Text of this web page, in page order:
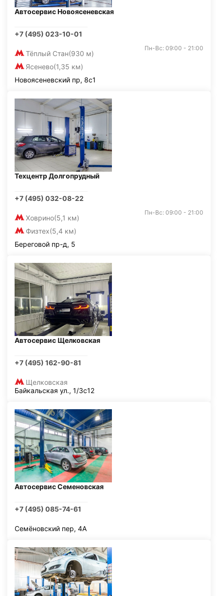
Автосервис Новоясеневская
+7 (495) 023-10-01
Тёплый Стан(930 м)
Ясенево(1,35 км)
Пн-Вс: 09:00 - 21:00
Новоясеневский пр, 8с1
Техцентр Долгопрудный
+7 (495) 032-08-22
Ховрино(5,1 км)
Физтех(5,4 км)
Пн-Вс: 09:00 - 21:00
Береговой пр-д, 5
Автосервис Щелковская
+7 (495) 162-90-81
Щелковская
Байкальская ул., 1/3с12
Автосервис Семеновская
+7 (495) 085-74-61
Семёновский пер, 4А